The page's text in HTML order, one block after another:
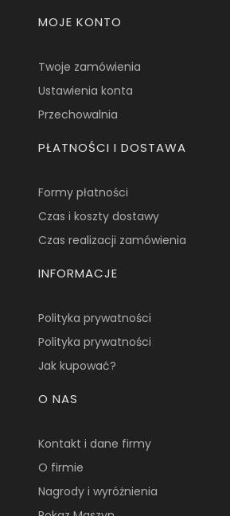
MOJE KONTO
Twoje zamówienia
Ustawienia konta
Przechowalnia
PŁATNOŚCI I DOSTAWA
Formy płatności
Czas i koszty dostawy
Czas realizacji zamówienia
INFORMACJE
Polityka prywatności
Polityka prywatności
Jak kupować?
O NAS
Kontakt i dane firmy
O firmie
Nagrody i wyróżnienia